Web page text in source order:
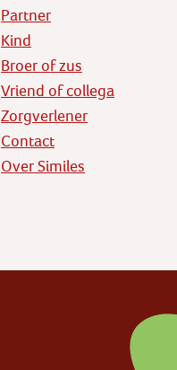
Partner
Kind
Broer of zus
Vriend of collega
Zorgverlener
Contact
Over Similes